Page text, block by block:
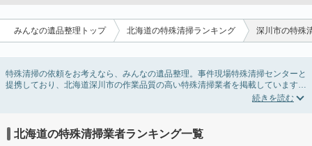
みんなの遺品整理トップ 北海道の特殊清掃ランキング 深川市の特殊
特殊清掃の依頼をお考えなら、みんなの遺品整理。事件現場特殊清掃センターと
提携しており、北海道深川市の作業品質の高い特殊清掃業者を掲載しています。
孤独死・孤立死に伴う不用品の処分・回収・引き取りから、事件・事故・自殺現
ムによる原状回復・オゾン脱臭機による腐敗臭などの臭いの脱臭・消臭サービス
など絞り込み条件を利用し検索してみましょう。
北海道の特殊清掃業者ランキング一覧